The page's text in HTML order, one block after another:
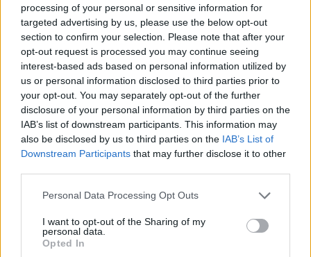
processing of your personal or sensitive information for
targeted advertising by us, please use the below opt-out
section to confirm your selection. Please note that after your
opt-out request is processed you may continue seeing
interest-based ads based on personal information utilized by
us or personal information disclosed to third parties prior to
your opt-out. You may separately opt-out of the further
disclosure of your personal information by third parties on the
IAB’s list of downstream participants. This information may
also be disclosed by us to third parties on the IAB’s List of
Downstream Participants that may further disclose it to other
Please note that this website/app uses one or more Google
not limited to your visit or usage behaviour. You may click to
grant or deny consent to Google and its third-party tags to
use your data for below specified purposes in below Google
Personal Data Processing Opt Outs
I want to opt-out of the Sharing of my
personal data.
Opted In
Αναγκαστική προσγείωση F16 στη Ζάκυνθο μετά
από βλάβη - Σώος ο πιλότος
Το αεροσκάφος παρουσίασε μηχανική βλάβη ενώ βρισκόταν
στον αέρα.
09.07.2026 14:12